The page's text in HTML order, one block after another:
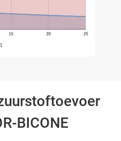
BICONE